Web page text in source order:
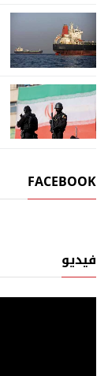
FACEBOOK
فيديو